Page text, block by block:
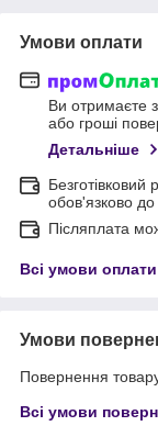
Умови оплати
Ви отримаєте
або гроші
Детальніше
обов'язково
Післяплата
Всі умови оплати
Умови
Повернення
Всі умови